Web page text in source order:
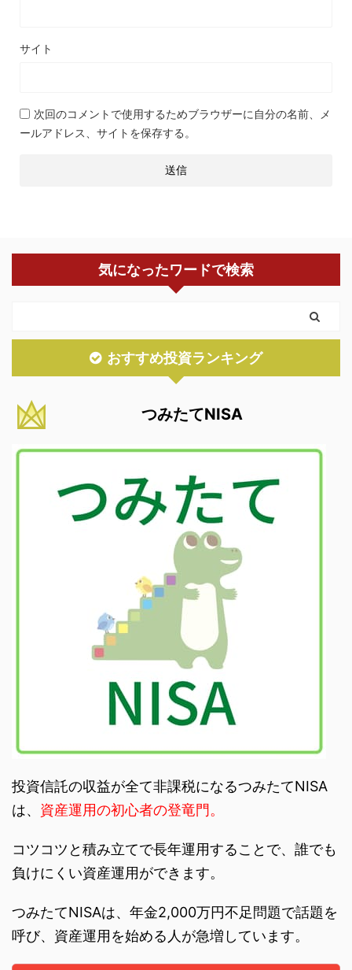
サイト
次回のコメントで使用するためブラウザーに自分の名前、メ
ールアドレス、サイトを保存する。
気になったワードで検索
おすすめ投資ランキング
つみたてNISA
投資信託の収益が全て非課税になるつみたてNISA
は、 資産運用の初心者の登竜門。
コツコツと積み立てで長年運用することで、誰でも
負けにくい資産運用ができます。
つみたてNISAは、年金2,000万円不足問題で話題を
呼び、資産運用を始める人が急増しています。